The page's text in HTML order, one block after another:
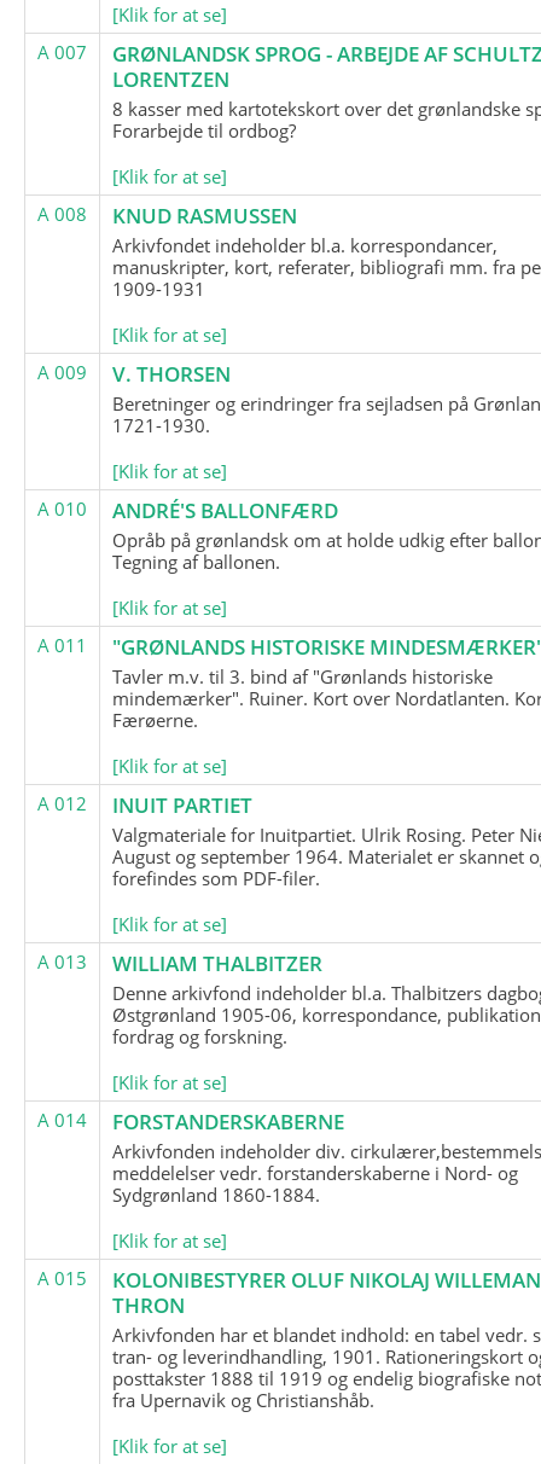
[Klik for at se]
A 007
GRØNLANDSK SPROG - ARBEJDE AF
LORENTZEN
8 kasser med kartotekskort over det grønlandske
Forarbejde til ordbog?
[Klik for at se]
A 008
KNUD RASMUSSEN
Arkivfondet indeholder bl.a. korrespondancer,
manuskripter, kort, referater, bibliografi mm. fra
1909-1931
[Klik for at se]
A 009
V. THORSEN
Beretninger og erindringer fra sejladsen på
1721-1930.
[Klik for at se]
A 010
ANDRÉ'S BALLONFÆRD
Opråb på grønlandsk om at holde udkig efter
Tegning af ballonen.
[Klik for at se]
A 011
"GRØNLANDS HISTORISKE
Tavler m.v. til 3. bind af "Grønlands historiske
mindemærker". Ruiner. Kort over Nordatlanten.
Færøerne.
[Klik for at se]
A 012
INUIT PARTIET
Valgmateriale for Inuitpartiet. Ulrik Rosing. Peter
August og september 1964. Materialet er skannet
forefindes som PDF-filer.
[Klik for at se]
A 013
WILLIAM THALBITZER
Denne arkivfond indeholder bl.a. Thalbitzers
Østgrønland 1905-06, korrespondance,
fordrag og forskning.
[Klik for at se]
A 014
FORSTANDERSKABERNE
Arkivfonden indeholder div.
meddelelser vedr. forstanderskaberne i Nord- og
Sydgrønland 1860-1884.
[Klik for at se]
A 015
KOLONIBESTYRER OLUF NIKOLAJ
THRON
Arkivfonden har et blandet indhold: en tabel vedr.
tran- og leverindhandling, 1901. Rationeringskort
posttakster 1888 til 1919 og endelig biografiske
fra Upernavik og Christianshåb.
[Klik for at se]